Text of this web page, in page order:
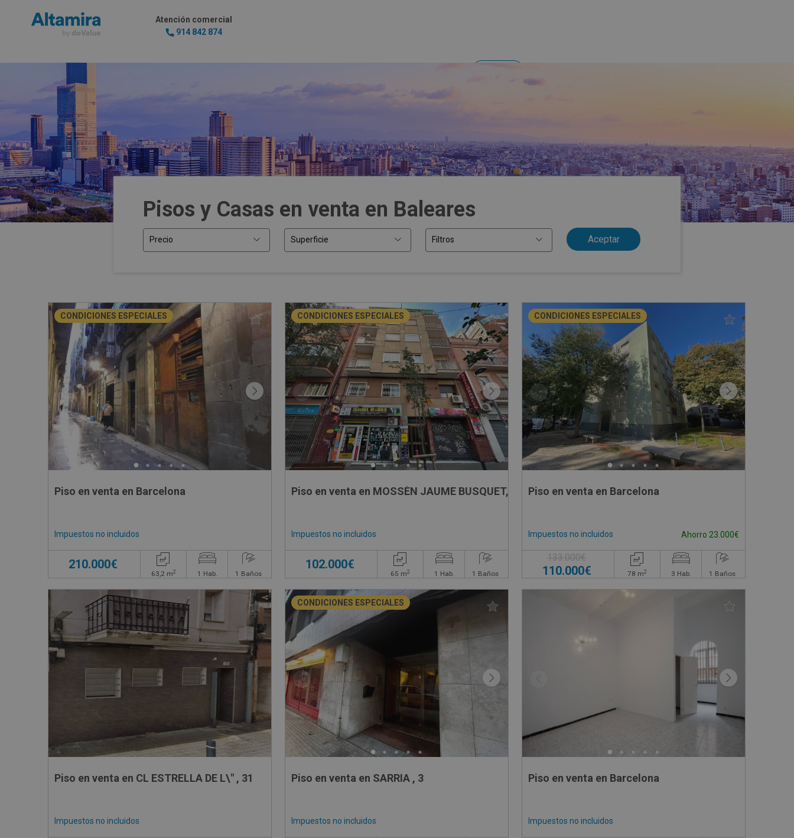
Atención comercial
914 842 874
Pisos y Casas en venta en Baleares
Precio Superficie Filtros
CONDICIONES ESPECIALES
Piso en venta en Barcelona
Impuestos no incluidos
210.000€
63,2 m2 1 Hab. 1 Baños
CONDICIONES ESPECIALES
Piso en venta en MOSSÈN JAUME BUSQUET, 16
Impuestos no incluidos
102.000€
65 m2 1 Hab. 1 Baños
CONDICIONES ESPECIALES
Piso en venta en Barcelona
Impuestos no incluidos Ahorro 23.000€
133.000€
110.000€ 78 m2 3 Hab. 1 Baños
Piso en venta en CL ESTRELLA DE L\" , 31
Impuestos no incluidos
CONDICIONES ESPECIALES
Piso en venta en SARRIA , 3
Impuestos no incluidos
Piso en venta en Barcelona
Impuestos no incluidos